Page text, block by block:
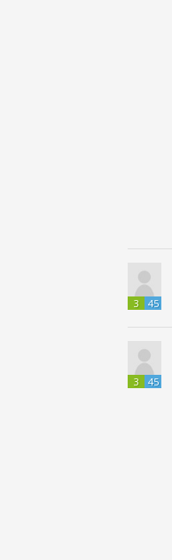
3 45
3 45